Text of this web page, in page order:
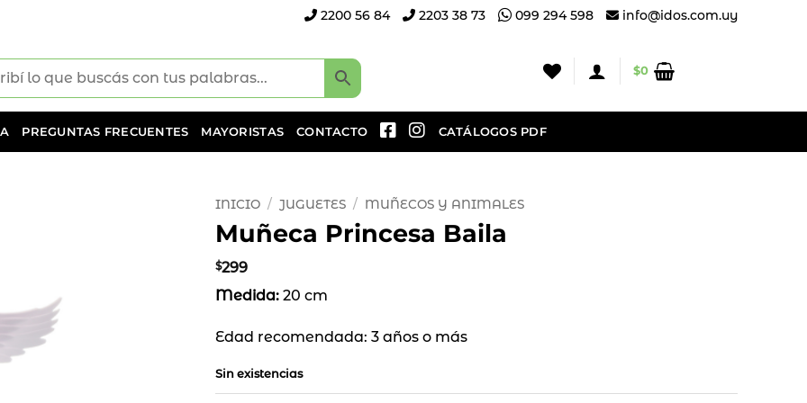
2200 56 84 2203 38 73 099 294 598 info@idos.com.uy
$0
PREGUNTAS FRECUENTES MAYORISTAS CONTACTO CATÁLOGOS PDF
INICIO / JUGUETES / MUÑECOS Y ANIMALES
Muñeca Princesa Baila
$299
Medida: 20 cm
Edad recomendada: 3 años o más
Sin existencias